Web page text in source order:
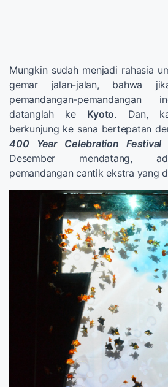
Mungkin sudah menjadi rahasia
gemar jalan-jalan, bahwa
pemandangan-
datanglah ke Kyoto. Dan,
berkunjung ke sana bertepatan
400 Year Celebration Festival
Desember mendatang,
pemandangan cantik ekstra yang